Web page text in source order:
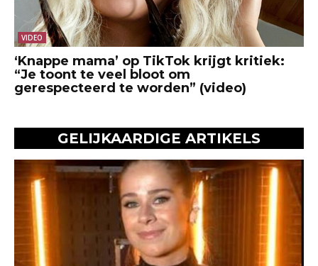
VIDEO
‘Knappe mama’ op TikTok krijgt kritiek:
“Je toont te veel bloot om
gerespecteerd te worden” (video)
GELIJKAARDIGE ARTIKELS